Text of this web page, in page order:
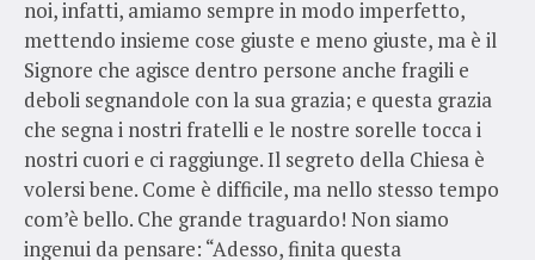
noi, infatti, amiamo sempre in modo imperfetto,
mettendo insieme cose giuste e meno giuste, ma è il
Signore che agisce dentro persone anche fragili e
deboli segnandole con la sua grazia; e questa grazia
che segna i nostri fratelli e le nostre sorelle tocca i
nostri cuori e ci raggiunge. Il segreto della Chiesa è
volersi bene. Come è difficile, ma nello stesso tempo
com’è bello. Che grande traguardo! Non siamo
ingenui da pensare: “Adesso, finita questa